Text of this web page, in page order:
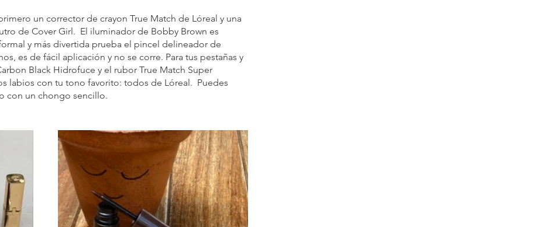
un corrector de crayon True Match de Lóreal y una
de Cover Girl.  El iluminador de Bobby Brown es
y más divertida prueba el pincel delineador de
es de fácil aplicación y no se corre. Para tus pestañas y
Black Hidrofuce y el rubor True Match Super
labios con tu tono favorito: todos de Lóreal.  Puedes
con un chongo sencillo.